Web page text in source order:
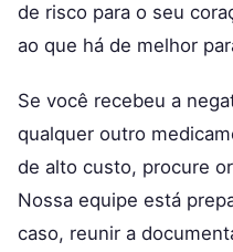
de risco para o seu
ao que há de melhor
Se você recebeu a
qualquer outro
de alto custo, procure
Nossa equipe está
caso, reunir a